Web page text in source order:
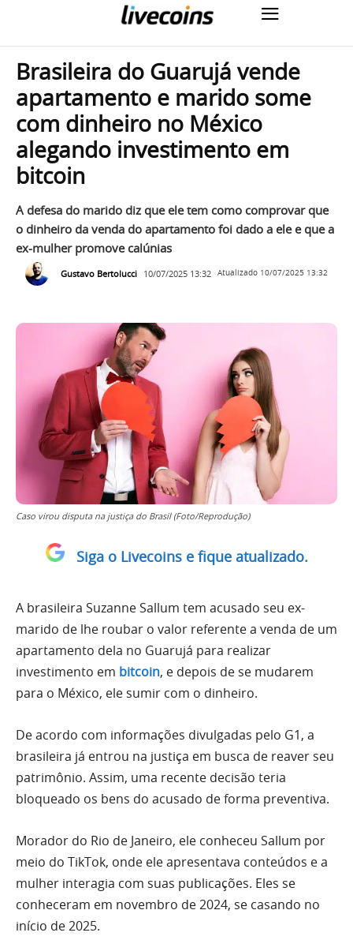
Brasileira do Guarujá vende
apartamento e marido some
com dinheiro no México
alegando investimento em
bitcoin
A defesa do marido diz que ele tem como comprovar que
o dinheiro da venda do apartamento foi dado a ele e que a
ex-mulher promove calúnias
Gustavo Bertolucci 10/07/2025 13:32 Atualizado 10/07/2025 13:32
Caso virou disputa na justiça do Brasil (Foto/Reprodução)
Siga o Livecoins e fique atualizado.
A brasileira Suzanne Sallum tem acusado seu ex-
marido de lhe roubar o valor referente a venda de um
apartamento dela no Guarujá para realizar
investimento em bitcoin, e depois de se mudarem
para o México, ele sumir com o dinheiro.
De acordo com informações divulgadas pelo G1, a
brasileira já entrou na justiça em busca de reaver seu
patrimônio. Assim, uma recente decisão teria
bloqueado os bens do acusado de forma preventiva.
Morador do Rio de Janeiro, ele conheceu Sallum por
meio do TikTok, onde ele apresentava conteúdos e a
mulher interagia com suas publicações. Eles se
conheceram em novembro de 2024, se casando no
início de 2025.